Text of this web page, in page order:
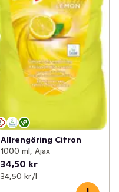
Allrengöring Citron
1000 ml, Ajax
34,50 kr
34,50 kr /l